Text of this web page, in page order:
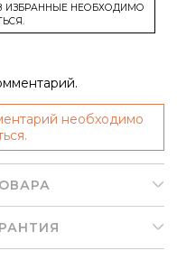
ИЗБРАННЫЕ НЕОБХОДИМО
необходимо